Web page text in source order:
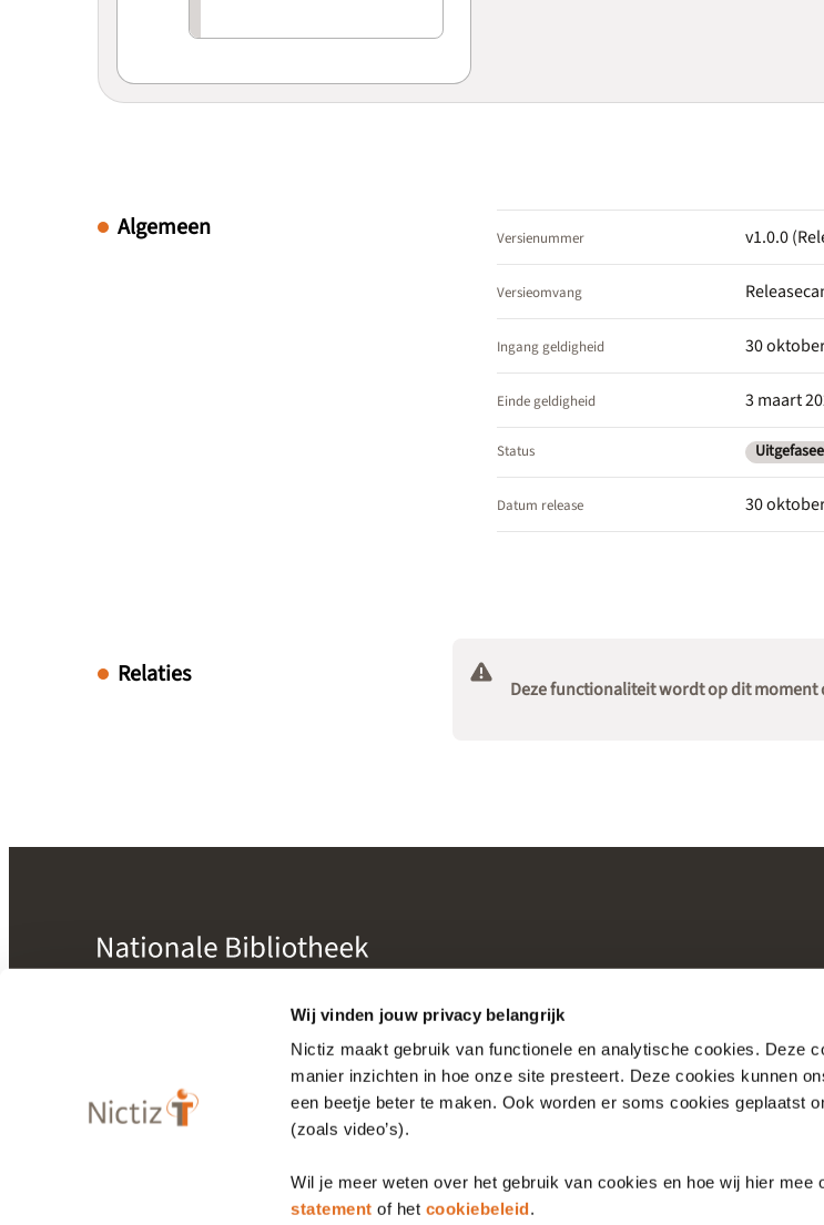
Wij vinden jouw privacy belangrijk
Nictiz maakt gebruik van functionele en analytische cookies. Deze
manier inzichten in hoe onze site presteert. Deze cookies kunnen
een beetje beter te maken. Ook worden er soms cookies geplaatst
(zoals video’s).
Wil je meer weten over het gebruik van cookies en hoe wij hier mee
statement of het cookiebeleid.
Algemeen Versienummer v1.0.0
Versieomvang
Ingang geldigheid 30
Einde geldigheid 3 maart
Status
Datum release 30
Relaties Deze functionaliteit wordt op dit
Bibliotheek
Releasekalender
Consultaties
Cookiebeleid